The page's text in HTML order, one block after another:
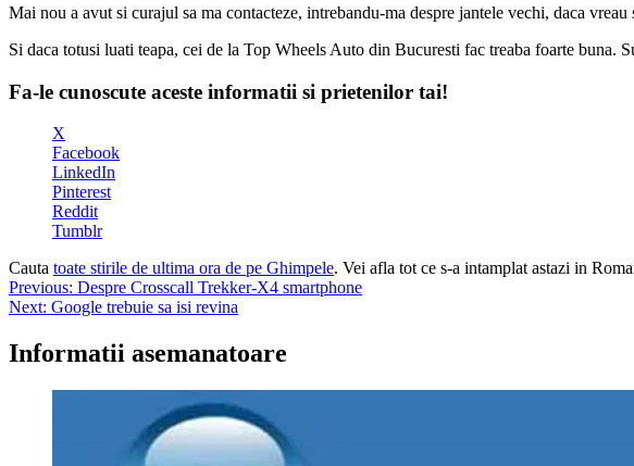
Mai nou a avut si curajul sa ma contacteze, intrebandu-ma despre jantele vechi, daca
Si daca totusi luati teapa, cei de la Top Wheels Auto din Bucuresti fac treaba foarte buna.
Fa-le cunoscute aceste informatii si prietenilor tai!
X
Facebook
LinkedIn
Pinterest
Reddit
Tumblr
Cauta toate stirile de ultima ora de pe Ghimpele. Vei afla tot ce s-a intamplat astazi in
Navigare
în
articole
Previous: Despre Crosscall Trekker-X4 smartphone
Next: Google trebuie sa isi revina
Informatii asemanatoare